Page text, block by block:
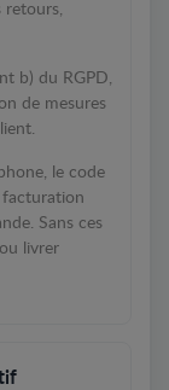
retours,
b) du RGPD,
de mesures
le code
facturation
Sans ces
livrer